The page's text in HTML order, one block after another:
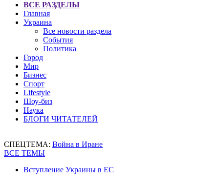
ВСЕ РАЗДЕЛЫ
Главная
Украина
Все новости раздела
События
Политика
Город
Мир
Бизнес
Спорт
Lifestyle
Шоу-биз
Наука
БЛОГИ ЧИТАТЕЛЕЙ
СПЕЦТЕМА: Война в Иране
ВСЕ ТЕМЫ
Вступление Украины в ЕС